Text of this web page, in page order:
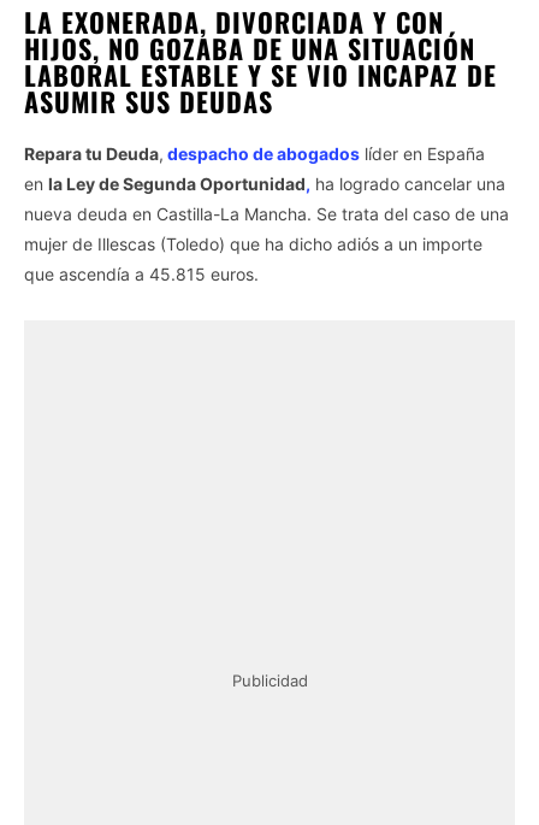
LA EXONERADA, DIVORCIADA Y CON
HIJOS, NO GOZABA DE UNA SITUACIÓN
LABORAL ESTABLE Y SE VIO INCAPAZ DE
ASUMIR SUS DEUDAS
Repara tu Deuda, despacho de abogados líder en España
en la Ley de Segunda Oportunidad, ha logrado cancelar una
nueva deuda en Castilla-La Mancha. Se trata del caso de una
mujer de Illescas (Toledo) que ha dicho adiós a un importe
que ascendía a 45.815 euros.
Publicidad